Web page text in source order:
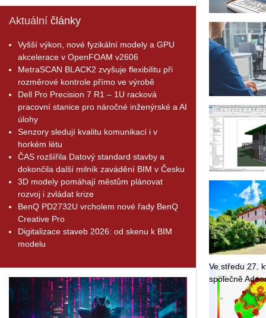
Aktuální články
Vyšší výkon, nové fyzikální modely a GPU
akcelerace v OpenFOAM v2606
MetraSCAN BLACK2 zvyšuje flexibilitu při
rozměrové kontrole přímo ve výrobě
Dell Pro Precision 7 R1 – 1U racková
pracovní stanice pro náročné inženýrské a AI
úlohy
Senzory sledují kvalitu komunikací i v
horkém létu
ČAS rozšířila Datový standard stavby a
dokončila další milník zavádění BIM v Česku
3D modely pomáhají městům plánovat
rozvoj i zvládat krize
BenQ PD2732U vrcholem nové řady BenQ
Creative Pro
Digitalizace staveb 2026: od skenu k BIM
modelu
Ve stře­du 27.
spo­leč­ně